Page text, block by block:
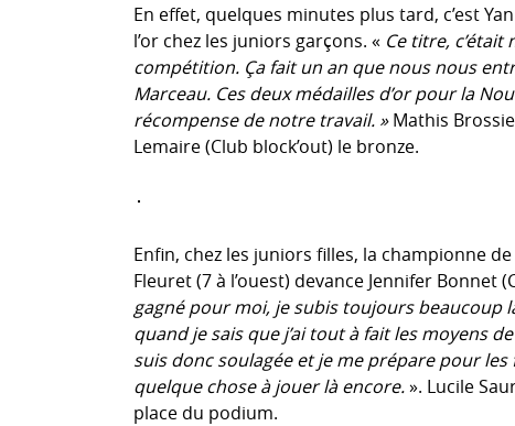
En effet, quelques minutes plus tard, c’est
l’or chez les juniors garçons. « Ce titre,
compétition. Ça fait un an que nous nous
Marceau. Ces deux médailles d’or pour la
récompense de notre travail. »Mathis
Lemaire (Club block’out) le bronze.
Enfin, chez les juniors filles, la championne
Fleuret (7 à l’ouest) devance Jennifer Bonnet
gagné pour moi, je subis toujours beaucoup
quand je sais que j’ai tout à fait les moyens
suis donc soulagée et je me prépare pour les
quelque chose à jouer là encore.». Lucile
place du podium.